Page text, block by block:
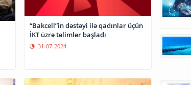
“Bakcell”in dəstəyi ilə qadınlar üçün
İKT üzrə təlimlər başladı
31-07-2024